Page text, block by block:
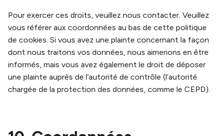
Pour exercer ces droits, veuillez nous contacter. Veuillez
vous référer aux coordonnées au bas de cette politique
de cookies. Si vous avez une plainte concernant la façon
dont nous traitons vos données, nous aimerions en être
informés, mais vous avez également le droit de déposer
une plainte auprès de l’autorité de contrôle (l’autorité
chargée de la protection des données, comme le CEPD).